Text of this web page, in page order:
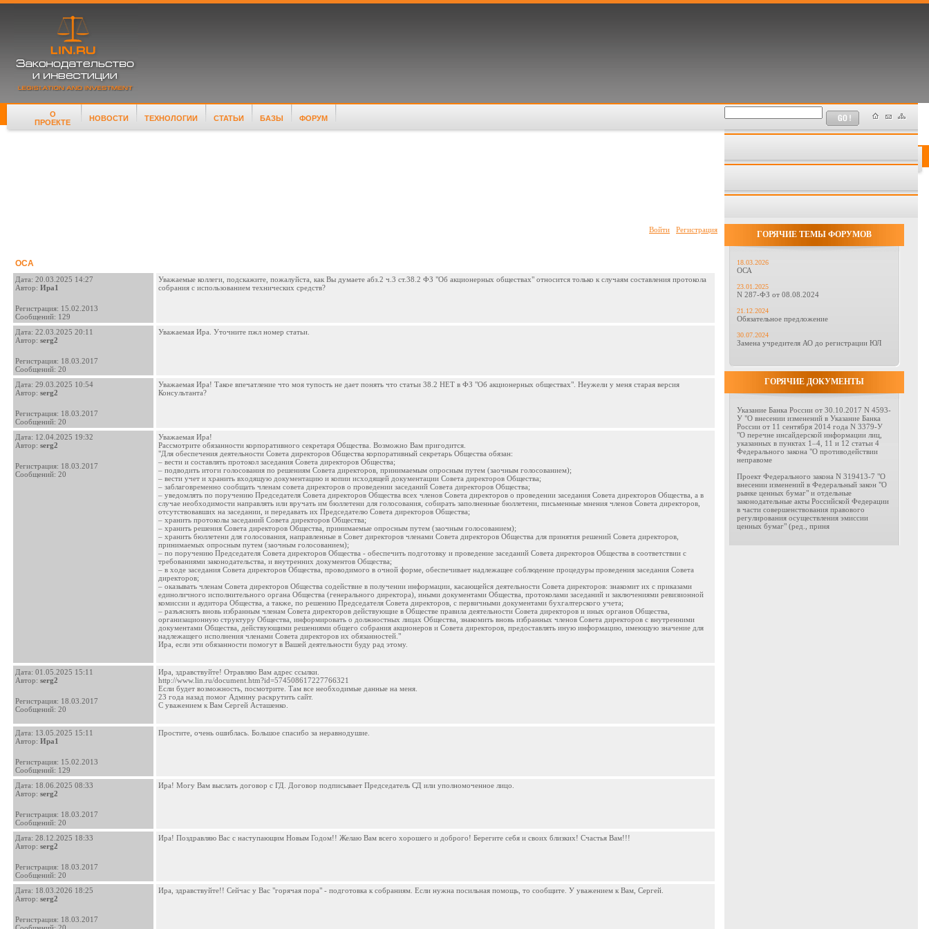
О
ПРОЕКТЕ
НОВОСТИ ТЕХНОЛОГИИ СТАТЬИ БАЗЫ ФОРУМ
Войти Регистрация
ОСА
Дата: 20.03.2025 14:27
Автор: Ира1
Регистрация: 15.02.2013
Cообщений: 129
Уважаемые коллеги, подскажите, пожалуйста, как Вы думаете абз.2 ч.3 ст.38.2 ФЗ "Об акционерных обществах" относится только к случаям составления протокола
собрания с использованием технических средств?
Дата: 22.03.2025 20:11
Автор: serg2
Регистрация: 18.03.2017
Сообщений: 20
Уважаемая Ира. Уточните пжл номер статьи.
Дата: 29.03.2025 10:54
Автор: serg2
Регистрация: 18.03.2017
Сообщений: 20
Уважаемая Ира! Такое впечатление что моя тупость не дает понять что статьи 38.2 НЕТ в ФЗ "Об акционерных обществах". Неужели у меня старая версия
Консультанта?
Дата: 12.04.2025 19:32
Автор: serg2
Регистрация: 18.03.2017
Сообщений: 20
Уважаемая Ира!
Рассмотрите обязанности корпоративного секретаря Общества. Возможно Вам пригодится.
"Для обеспечения деятельности Совета директоров Общества корпоративный секретарь Общества обязан:
– вести и составлять протокол заседания Совета директоров Общества;
– подводить итоги голосования по решениям Совета директоров, принимаемым опросным путем (заочным голосованием);
– вести учет и хранить входящую документацию и копии исходящей документации Совета директоров Общества;
– заблаговременно сообщать членам совета директоров о проведении заседаний Совета директоров Общества;
– уведомлять по поручению Председателя Совета директоров Общества всех членов Совета директоров о проведении заседания Совета директоров Общества, а в
случае необходимости направлять или вручать им бюллетени для голосования, собирать заполненные бюллетени, письменные мнения членов Совета директоров,
отсутствовавших на заседании, и передавать их Председателю Совета директоров Общества;
– хранить протоколы заседаний Совета директоров Общества;
– хранить решения Совета директоров Общества, принимаемые опросным путем (заочным голосованием);
– хранить бюллетени для голосования, направленные в Совет директоров членами Совета директоров Общества для принятия решений Совета директоров,
принимаемых опросным путем (заочным голосованием);
– по поручению Председателя Совета директоров Общества - обеспечить подготовку и проведение заседаний Совета директоров Общества в соответствии с
требованиями законодательства, и внутренних документов Общества;
– в ходе заседания Совета директоров Общества, проводимого в очной форме, обеспечивает надлежащее соблюдение процедуры проведения заседания Совета
директоров;
– оказывать членам Совета директоров Общества содействие в получении информации, касающейся деятельности Совета директоров: знакомит их с приказами
единоличного исполнительного органа Общества (генерального директора), иными документами Общества, протоколами заседаний и заключениями ревизионной
комиссии и аудитора Общества, а также, по решению Председателя Совета директоров, с первичными документами бухгалтерского учета;
– разъяснять вновь избранным членам Совета директоров действующие в Обществе правила деятельности Совета директоров и иных органов Общества,
организационную структуру Общества, информировать о должностных лицах Общества, знакомить вновь избранных членов Совета директоров с внутренними
документами Общества, действующими решениями общего собрания акционеров и Совета директоров, предоставлять иную информацию, имеющую значение для
надлежащего исполнения членами Совета директоров их обязанностей."
Ира, если эти обязанности помогут в Вашей деятельности буду рад этому.
Дата: 01.05.2025 15:11
Автор: serg2
Регистрация: 18.03.2017
Сообщений: 20
Ира, здравствуйте! Отравляю Вам адрес ссылки.
http://www.lin.ru/document.htm?id=574508617227766321
Если будет возможность, посмотрите. Там все необходимые данные на меня.
23 года назад помог Админу раскрутить сайт.
С уважением к Вам Сергей Асташенко.
Дата: 13.05.2025 15:11
Автор: Ира1
Регистрация: 15.02.2013
Сообщений: 129
Простите, очень ошиблась. Большое спасибо за неравнодушие.
Дата: 18.06.2025 08:33
Автор: serg2
Регистрация: 18.03.2017
Сообщений: 20
Ира! Могу Вам выслать договор с ГД. Договор подписывает Председатель СД или уполномоченное лицо.
Дата: 28.12.2025 18:33
Автор: serg2
Регистрация: 18.03.2017
Сообщений: 20
Ира! Поздравляю Вас с наступающим Новым Годом!! Желаю Вам всего хорошего и доброго! Берегите себя и своих близких! Счастья Вам!!!
Дата: 18.03.2026 18:25
Автор: serg2
Регистрация: 18.03.2017
Ира, здравствуйте!! Сейчас у Вас "горячая пора" - подготовка к собраниям. Если нужна посильная помощь, то сообщите. У уважением к Вам, Сергей.
ГОРЯЧИЕ ТЕМЫ ФОРУМОВ
18.03.2026
ОСА
23.01.2025
N 287-ФЗ от 08.08.2024
21.12.2024
Обязательное предложение
30.07.2024
Замена учредителя АО до регистрации ЮЛ
ГОРЯЧИЕ ДОКУМЕНТЫ
Указание Банка России от 30.10.2017 N 4593-
У "О внесении изменений в Указание Банка
России от 11 сентября 2014 года N 3379-У
"О перечне инсайдерской информации лиц,
указанных в пунктах 1–4, 11 и 12 статьи 4
Федерального закона "О противодействии
неправоме
Проект Федерального закона N 319413-7 "О
внесении изменений в Федеральный закон "О
рынке ценных бумаг" и отдельные
законодательные акты Российской Федерации
в части совершенствования правового
регулирования осуществления эмиссии
ценных бумаг" (ред., приня